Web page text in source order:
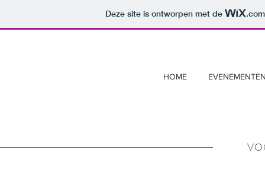
Deze site is ontworpen met de .com
HOME